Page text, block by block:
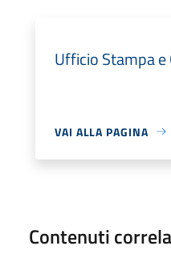
Ufficio Stampa
VAI ALLA PAGINA
Contenuti